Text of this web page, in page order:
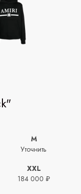
M
Уточнить
XXL
184 000 ₽